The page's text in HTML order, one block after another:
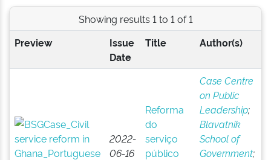
Showing results 1 to 1 of 1
Preview
Issue
Date
Title Author(s)
2022-
06-16
Reforma
do
serviço
público
Case Centre
on Public
Leadership;
Blavatnik
School of
Government;